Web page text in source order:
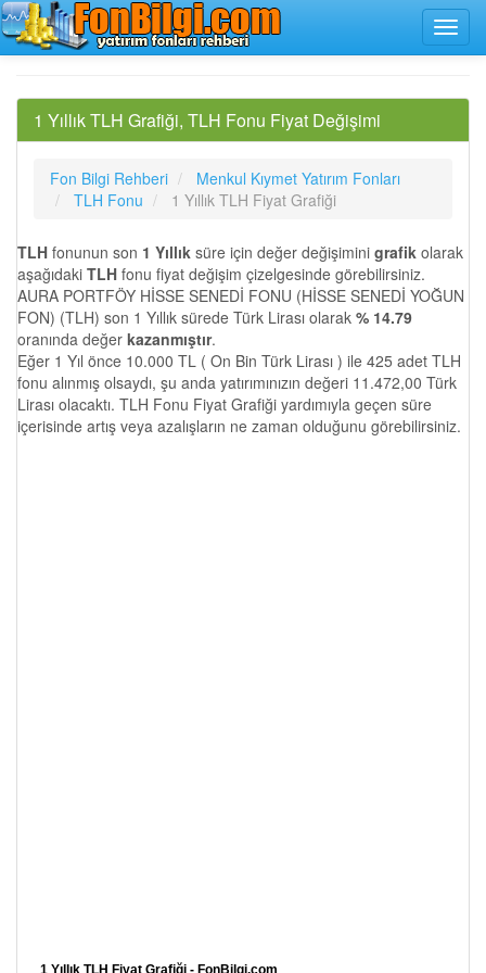
1 Yıllık TLH Grafiği, TLH Fonu Fiyat Değişimi
Fon Bilgi Rehberi
Menkul Kıymet Yatırım Fonları
TLH Fonu
1 Yıllık TLH Fiyat Grafiği
TLH fonunun son 1 Yıllık süre için değer değişimini grafik olarak
aşağıdaki TLH fonu fiyat değişim çizelgesinde görebilirsiniz.
AURA PORTFÖY HİSSE SENEDİ FONU (HİSSE SENEDİ YOĞUN
FON) (TLH) son 1 Yıllık sürede Türk Lirası olarak % 14.79
oranında değer kazanmıştır.
Eğer 1 Yıl önce 10.000 TL ( On Bin Türk Lirası ) ile 425 adet TLH
fonu alınmış olsaydı, şu anda yatırımınızın değeri 11.472,00 Türk
Lirası olacaktı. TLH Fonu Fiyat Grafiği yardımıyla geçen süre
içerisinde artış veya azalışların ne zaman olduğunu görebilirsiniz.
1 Yıllık TLH Fiyat Grafiği - FonBilgi.com